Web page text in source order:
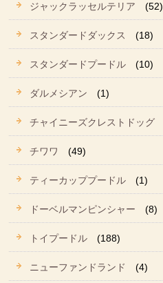
ジャックラッセルテリア (52)
スタンダードダックス (18)
スタンダードプードル (10)
ダルメシアン (1)
チャイニーズクレストドッグ
チワワ (49)
ティーカッププードル (1)
ドーベルマンピンシャー (8)
トイプードル (188)
ニューファンドランド (4)